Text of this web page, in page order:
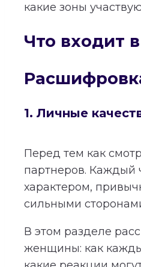
какие зоны
Что входит
1. Личные
Перед тем как
партнеров. Каждый
характером,
сильными
В этом разделе
женщины: как